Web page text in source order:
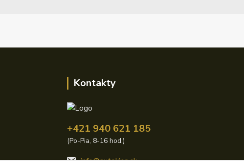
Kontakty
+421 940 621 185
(Po-Pia, 8-16 hod.)
info@autoking.sk